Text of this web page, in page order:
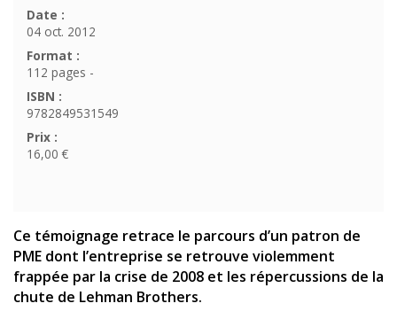
Date :
04 oct. 2012
Format :
112 pages -
ISBN :
9782849531549
Prix :
16,00 €
Ce témoignage retrace le parcours d’un patron de
PME dont l’entreprise se retrouve violemment
frappée par la crise de 2008 et les répercussions de la
chute de Lehman Brothers.